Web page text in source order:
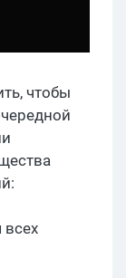
чтобы